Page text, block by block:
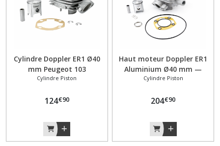
Cylindre Doppler ER1 Ø40
mm Peugeot 103
Aluminium Nikasil 197248
Cylindre Piston
124€90
Haut moteur Doppler ER1
Aluminium Ø40 mm —
Peugeot 103 SPX / RCX / SP
Mono-segment 502218
Cylindre Piston
204€90